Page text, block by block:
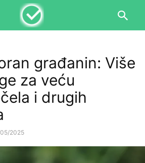
građanin: Više
za veću
i drugih
2025